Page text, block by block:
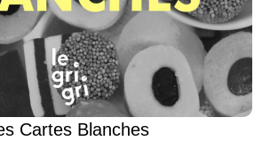
Cartes Blanches